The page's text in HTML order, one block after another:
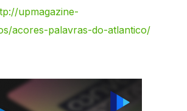
upmagazine-
acores-palavras-do-atlantico/